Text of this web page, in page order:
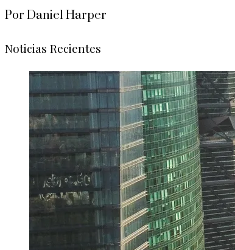
Por Daniel Harper
Noticias Recientes